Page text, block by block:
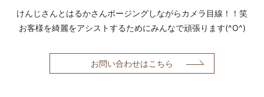
けんじさんとはるかさんポージングしながらカメラ目線！！笑
お客様を綺麗をアシストするためにみんなで頑張ります(^O^)
お問い合わせはこちら